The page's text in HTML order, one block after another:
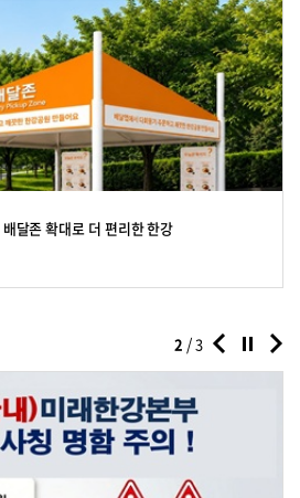
달존 확대로 더 편리한 한강
해치카)' 반포한강공원, 잠원한강공원, 난
운영 안내(2026.3. - 2026.11.)
법달존 확대로 더 편리한 한강
2 /3